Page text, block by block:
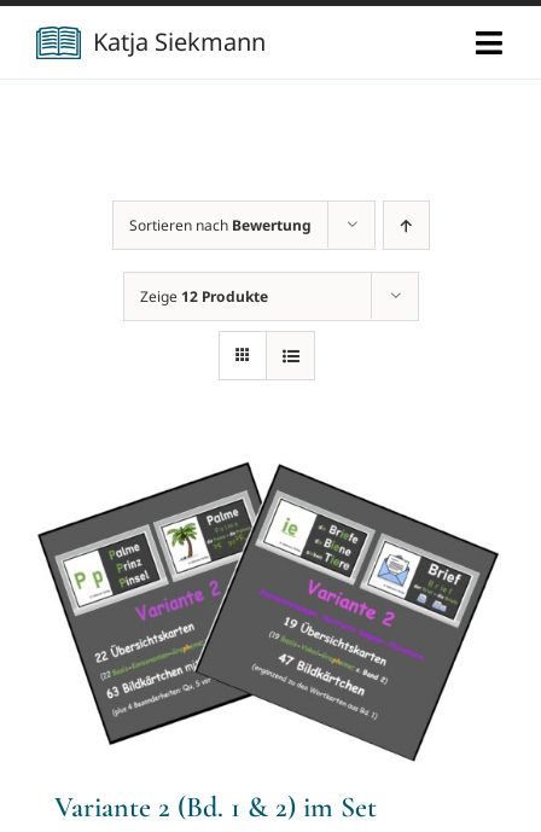
Zum
Inhalt
Katja Siekmann
Über mich
Berufliche Vita
Projekte
Verlag
Sortieren nach Bewertung
Zeige 12 Produkte
Variante 2 (Bd. 1 & 2) im Set